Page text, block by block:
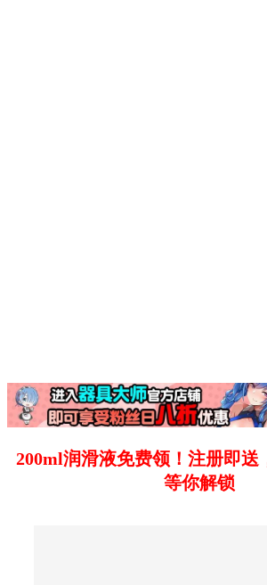
200ml润滑液免费领！注册即送
等你解锁